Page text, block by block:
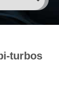
turbos